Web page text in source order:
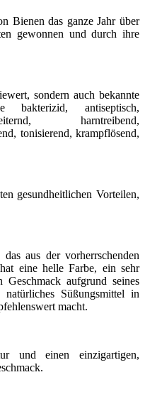
Bienen das ganze Jahr über
gewonnen und durch ihre
sondern auch bekannte
bakterizid, antiseptisch,
harntreibend,
tonisierend, krampflösend,
gesundheitlichen Vorteilen,
aus der vorherrschenden
eine helle Farbe, ein sehr
aufgrund seines
Süßungsmittel in
macht.
und einen einzigartigen,